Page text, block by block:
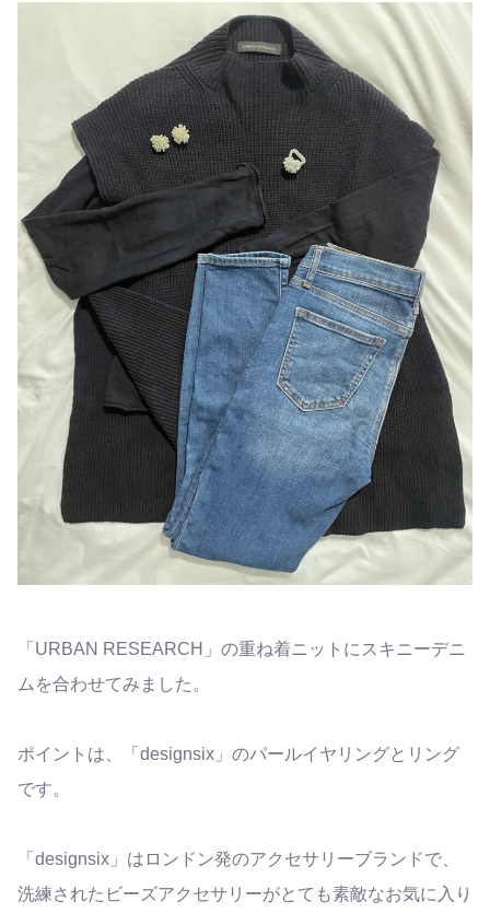
「URBAN RESEARCH」の重ね着ニットにスキニーデニ
ムを合わせてみました。
ポイントは、「designsix」のパールイヤリングとリング
です。
「designsix」はロンドン発のアクセサリーブランドで、
洗練されたビーズアクセサリーがとても素敵なお気に入り